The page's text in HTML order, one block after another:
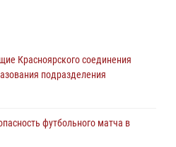
общественный порядок во
заплыва в Дудинке
задержали подозреваемого
Красноярского соединения
подразделения
футбольного матча в